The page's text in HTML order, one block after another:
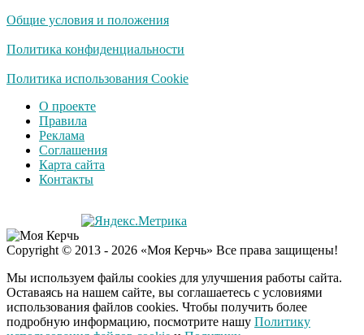
Общие условия и положения
Политика конфиденциальности
Политика использования Cookie
О проекте
Правила
Реклама
Соглашения
Карта сайта
Контакты
Copyright © 2013 - 2026 «Моя Керчь» Все права защищены!
Мы используем файлы cookies для улучшения работы сайта.
Оставаясь на нашем сайте, вы соглашаетесь с условиями
использования файлов cookies. Чтобы получить более
подробную информацию, посмотрите нашу Политику